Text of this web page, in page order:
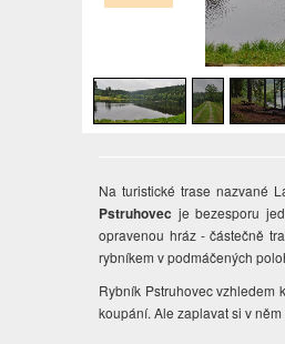
Na turistické trase nazvané
Pstruhovec je bezesporu
opravenou hráz - částečně
rybníkem v podmáčených
Rybník Pstruhovec vzhledem
koupání. Ale zaplavat si v